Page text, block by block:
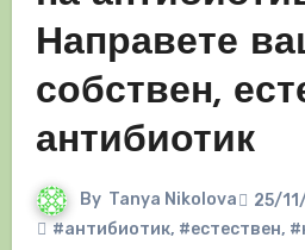
Направете
собствен,
антибиотик
By Tanya Nikolova
25/
#антибиотик, #естествен,